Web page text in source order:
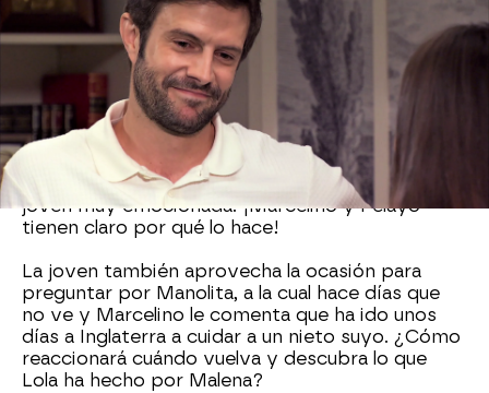
cambio de colegio. Ellos se alegran mucho por la
joven, pero su sorpresa es mayúscula al
descubrir que ha sido Lola la que ha provocado
que Malena ahora estudie en el instituto del
barrio.
“Todavía no me creo que se haya tomado las
molestias de hablar con el director. Sólo por eso
le voy a estar agradecida siempre”, comenta la
joven muy emocionada. ¡Marcelino y Pelayo
tienen claro por qué lo hace!
La joven también aprovecha la ocasión para
preguntar por Manolita, a la cual hace días que
no ve y Marcelino le comenta que ha ido unos
días a Inglaterra a cuidar a un nieto suyo. ¿Cómo
reaccionará cuándo vuelva y descubra lo que
Lola ha hecho por Malena?